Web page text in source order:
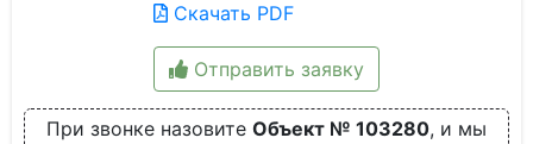
Скачать PDF
Отправить заявку
При звонке назовите Объект № 103280, и мы